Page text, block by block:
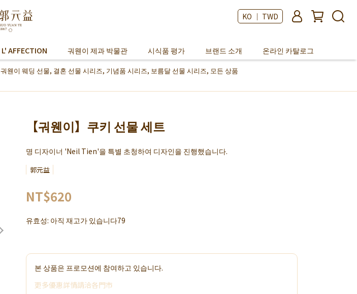
KO ｜ TWD
L' AFFECTION 궈웬이 제과 박물관 시식품 평가 브랜드 소개 온라인 카탈로그
궈웬이 웨딩 선물, 결혼 선물 시리즈, 기념품 시리즈, 보름달 선물 시리즈, 모든 상품
【궈웬이】쿠키 선물 세트
명 디자이너 'Neil Tien'을 특별 초청하여 디자인을 진행했습니다.
郭元益
NT$620
유효성: 아직 재고가 있습니다79
본 상품은 프로모션에 참여하고 있습니다.
更多優惠詳情請洽各門市